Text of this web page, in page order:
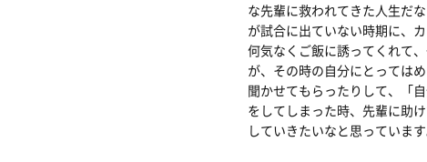
な先輩に救われてきた人生だ
が試合に出ていない時期に、
何気なくご飯に誘ってくれて
が、その時の自分にとっては
聞かせてもらったりして、「
をしてしまった時、先輩に助
していきたいなと思っています